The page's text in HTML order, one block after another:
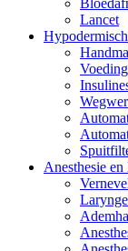
Lancet
Hypodermisch
Anesthesie